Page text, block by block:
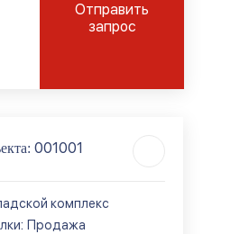
Отправить
запрос
001001
комплекс
: Продажа